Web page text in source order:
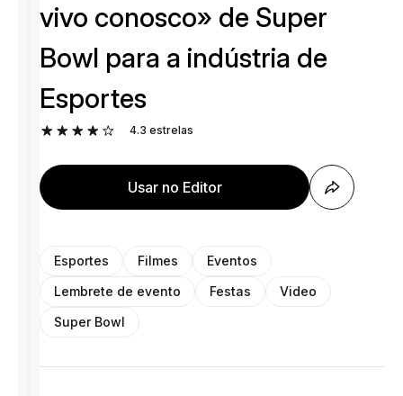
vivo conosco» de Super
Bowl para a indústria de
Esportes
4.3 estrelas
Usar no Editor
Esportes Filmes
Eventos
Lembrete de evento
Festas
Video
Super Bowl